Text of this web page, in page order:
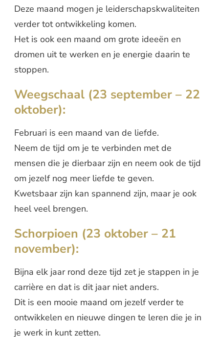
Deze maand mogen je leiderschapskwaliteiten
verder tot ontwikkeling komen.
Het is ook een maand om grote ideeën en
dromen uit te werken en je energie daarin te
stoppen.
Weegschaal (23 september – 22
oktober):
Februari is een maand van de liefde.
Neem de tijd om je te verbinden met de
mensen die je dierbaar zijn en neem ook de tijd
om jezelf nog meer liefde te geven.
Kwetsbaar zijn kan spannend zijn, maar je ook
heel veel brengen.
Schorpioen (23 oktober – 21
november):
Bijna elk jaar rond deze tijd zet je stappen in je
carrière en dat is dit jaar niet anders.
Dit is een mooie maand om jezelf verder te
ontwikkelen en nieuwe dingen te leren die je in
je werk in kunt zetten.